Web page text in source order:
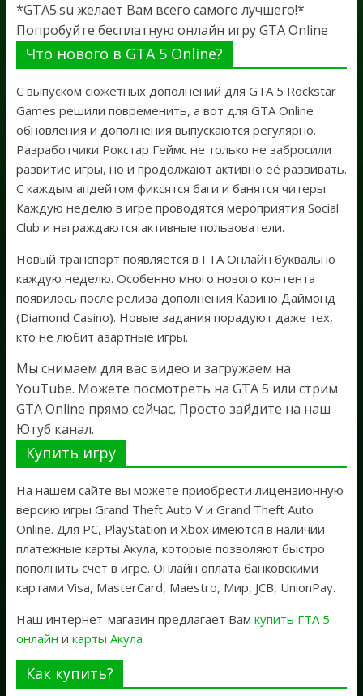
*GTA5.su желает Вам всего самого лучшего!*
Попробуйте бесплатную онлайн игру GTA Online
Что нового в GTA 5 Online?
С выпуском сюжетных дополнений для GTA 5 Rockstar
Games решили повременить, а вот для GTA Online
обновления и дополнения выпускаются регулярно.
Разработчики Рокстар Геймс не только не забросили
развитие игры, но и продолжают активно её развивать.
С каждым апдейтом фиксятся баги и банятся читеры.
Каждую неделю в игре проводятся мероприятия Social
Club и награждаются активные пользователи.
Новый транспорт появляется в ГТА Онлайн буквально
каждую неделю. Особенно много нового контента
появилось после релиза дополнения Казино Даймонд
(Diamond Casino). Новые задания порадуют даже тех,
кто не любит азартные игры.
Мы снимаем для вас видео и загружаем на
YouTube. Можете посмотреть на GTA 5 или стрим
GTA Online прямо сейчас. Просто зайдите на наш
Ютуб канал.
Купить игру
На нашем сайте вы можете приобрести лицензионную
версию игры Grand Theft Auto V и Grand Theft Auto
Online. Для PC, PlayStation и Xbox имеются в наличии
платежные карты Акула, которые позволяют быстро
пополнить счет в игре. Онлайн оплата банковскими
картами Visa, MasterCard, Maestro, Мир, JCB, UnionPay.
Наш интернет-магазин предлагает Вам купить ГТА 5
онлайн и карты Акула
Как купить?